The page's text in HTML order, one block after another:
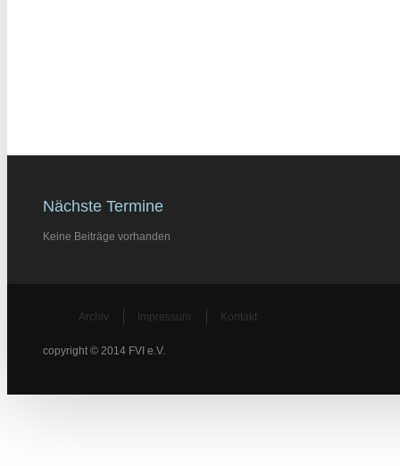
Nächste Termine
Keine Beiträge vorhanden
Archiv Impressum Kontakt
copyright © 2014 FVI e.V.